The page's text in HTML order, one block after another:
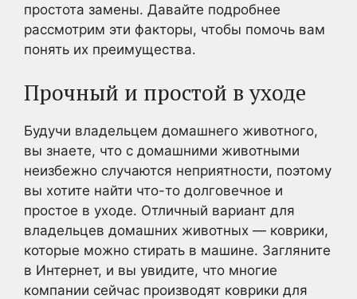
простота замены. Давайте подробнее
рассмотрим эти факторы, чтобы помочь вам
понять их преимущества.
Прочный и простой в уходе
Будучи владельцем домашнего животного,
вы знаете, что с домашними животными
неизбежно случаются неприятности, поэтому
вы хотите найти что-то долговечное и
простое в уходе. Отличный вариант для
владельцев домашних животных — коврики,
которые можно стирать в машине. Загляните
в Интернет, и вы увидите, что многие
компании сейчас производят коврики для